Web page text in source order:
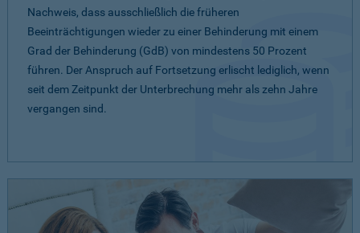
Nachweis, dass ausschließlich die früheren
Beeinträchtigungen wieder zu einer Behinderung mit einem
Grad der Behinderung (GdB) von mindestens 50 Prozent
führen. Der Anspruch auf Fortsetzung erlischt lediglich, wenn
seit dem Zeitpunkt der Unterbrechung mehr als zehn Jahre
vergangen sind.